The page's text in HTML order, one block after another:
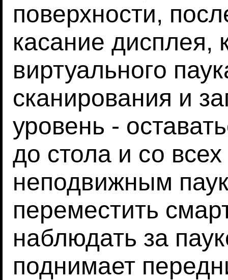
поверхности,
касание дисплея,
виртуального
сканирования и
уровень -
до стола и со
неподвижным
переместить
наблюдать за
поднимает